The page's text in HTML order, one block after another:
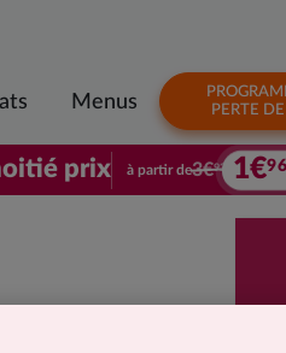
Menus
PERTE
prix
Votre premier colis
à partir de3€92 1€96